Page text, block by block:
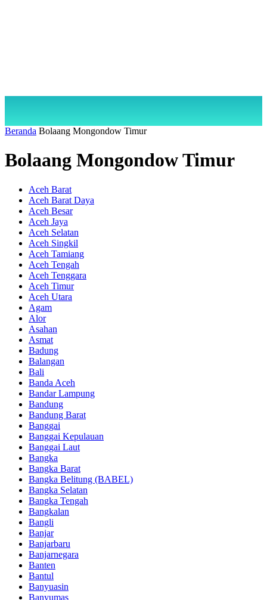
Beranda Bolaang Mongondow Timur
Bolaang Mongondow Timur
Aceh Barat
Aceh Barat Daya
Aceh Besar
Aceh Jaya
Aceh Selatan
Aceh Singkil
Aceh Tamiang
Aceh Tengah
Aceh Tenggara
Aceh Timur
Aceh Utara
Agam
Alor
Asahan
Asmat
Badung
Balangan
Bali
Banda Aceh
Bandar Lampung
Bandung
Bandung Barat
Banggai
Banggai Kepulauan
Banggai Laut
Bangka
Bangka Barat
Bangka Belitung (BABEL)
Bangka Selatan
Bangka Tengah
Bangkalan
Bangli
Banjar
Banjarbaru
Banjarnegara
Banten
Bantul
Banyuasin
Banyumas